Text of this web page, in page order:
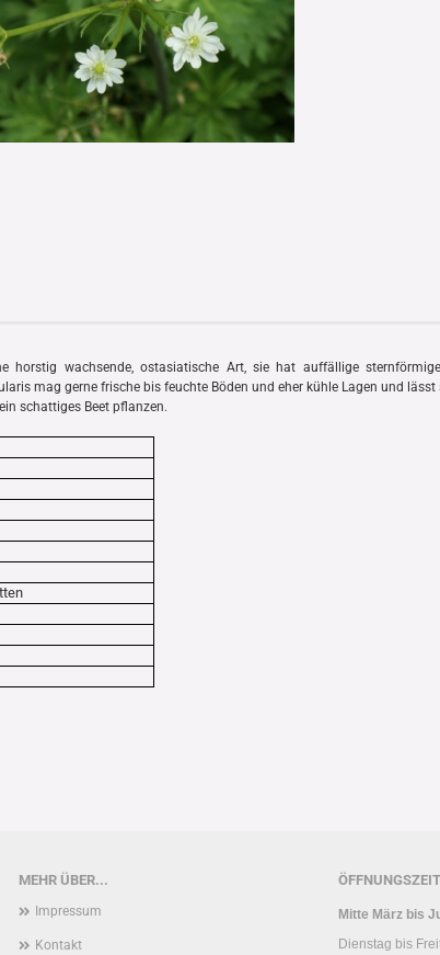
horstig wachsende, ostasiatische Art, sie hat auffällige
mag gerne frische bis feuchte Böden und eher kühle Lagen und lässt
schattiges Beet pflanzen.
MEHR ÜBER...
Impressum
Kontakt
Mitte März bis
Dienstag bis